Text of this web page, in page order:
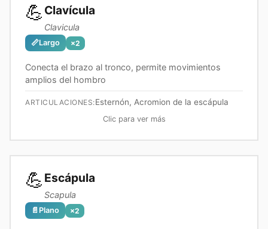
💪 Clavícula
Clavicula
📏Largo ×2
Conecta el brazo al tronco, permite movimientos
amplios del hombro
ARTICULACIONES:Esternón, Acromion de la escápula
Clic para ver más
💪 Escápula
Scapula
📄 Plano ×2